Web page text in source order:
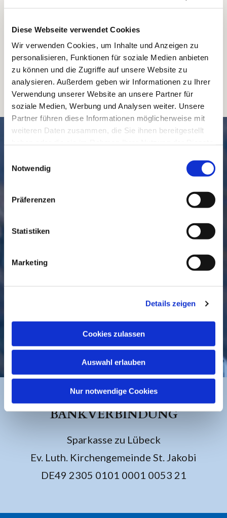
Diese Webseite verwendet Cookies
Wir verwenden Cookies, um Inhalte und Anzeigen zu
personalisieren, Funktionen für soziale Medien anbieten
zu können und die Zugriffe auf unsere Website zu
analysieren. Außerdem geben wir Informationen zu Ihrer
Verwendung unserer Website an unsere Partner für
soziale Medien, Werbung und Analysen weiter. Unsere
Partner führen diese Informationen möglicherweise mit
weiteren Daten zusammen, die Sie ihnen bereitgestellt
Notwendig
Präferenzen
Statistiken
Marketing
Details zeigen
Cookies zulassen
Auswahl erlauben
Nur notwendige Cookies
SCHNELL // NAVIGIERT
KONTAKT
BANKVERBINDUNG
Sparkasse zu Lübeck
Ev. Luth. Kirchengemeinde St. Jakobi
DE49 2305 0101 0001 0053 21